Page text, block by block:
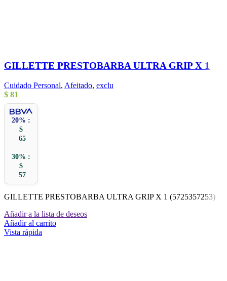
GILLETTE PRESTOBARBA ULTRA GRIP X 1
Cuidado Personal, Afeitado, exclu
$ 81
20% :
$
65
30% :
$
57
GILLETTE PRESTOBARBA ULTRA GRIP X 1 (5725357253)
Añadir a la lista de deseos
Añadir al carrito
Vista rápida